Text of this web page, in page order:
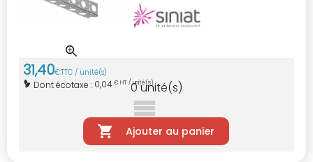
31,40€TTC / unité(s)
Dont écotaxe : 0,04€ HT / unité(s)
0 unité(s)
Ajouter au panier